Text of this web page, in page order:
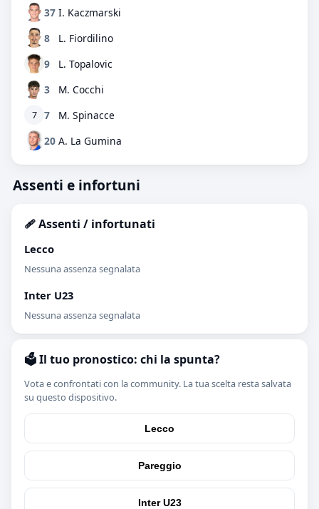
37 I. Kaczmarski
8
L. Fiordilino
9
L. Topalovic
3
M. Cocchi
7 7
M. Spinacce
20 A. La Gumina
Assenti e infortuni
🩹 Assenti / infortunati
Lecco
Nessuna assenza segnalata
Inter U23
Nessuna assenza segnalata
🗳️ Il tuo pronostico: chi la spunta?
Vota e confrontati con la community. La tua scelta resta salvata
su questo dispositivo.
Lecco
Pareggio
Inter U23